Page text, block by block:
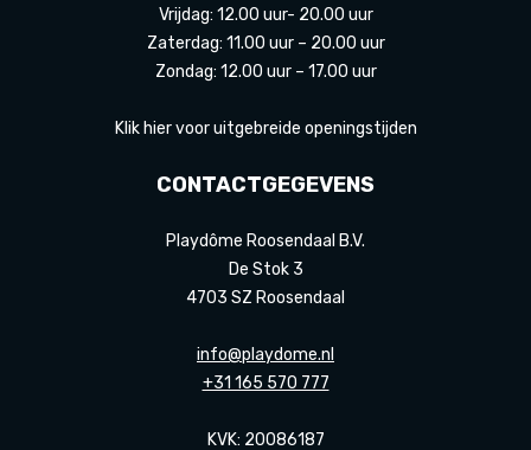
Vrijdag: 12.00 uur- 20.00 uur
Zaterdag: 11.00 uur – 20.00 uur
Zondag: 12.00 uur – 17.00 uur
Klik hier voor uitgebreide openingstijden
CONTACTGEGEVENS
Playdôme Roosendaal B.V.
De Stok 3
4703 SZ Roosendaal
info@playdome.nl
+31 165 570 777
KVK: 20086187